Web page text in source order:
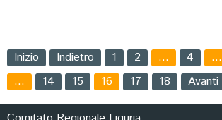
Inizio Indietro 1 2 … 4 …
…
14 15 16 17 18 Avanti